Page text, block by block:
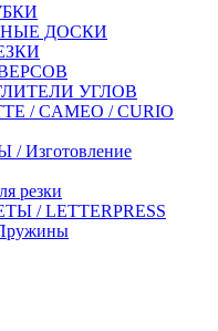
ДОСКИ
УГЛОВ
/ CAMEO / CURIO
резки
/ LETTERPRESS